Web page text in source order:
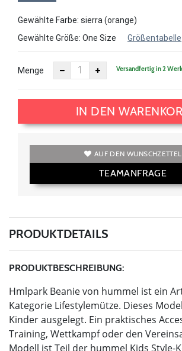
Gewählte Farbe: sierra (orange)
Gewählte Größe: One Size Größentabelle
Menge Versandfertig in 2
IN DEN
AUF DEN WUNSCHZETTEL
TEAMANFRAGE
PRODUKTDETAILS
PRODUKTBESCHREIBUNG:
Hmlpark Beanie von hummel ist ein
Kategorie Lifestylemütze. Dieses
Kinder ausgelegt. Ein praktisches
Training, Wettkampf oder den
Modell ist Teil der hummel Kids Style-